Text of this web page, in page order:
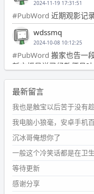
2024-11-19 17:31:51
#PubWord 近期观影记
wdssmq
2024-10-08 10:12:25
#PubWord 搬家也告一
新衣柜虽说已经散俩月
wdssmq
2024-09-23 21:00:49
#PubWord要不我每年
第1页https://www.
B%A8%E9%9B%86/
wdssmq
2024-09-23 20:58:40
#PubWord
条嘟？？？？
最新留言
沉冰哥俺想你了
一般这个冷笑话都是在卫
等待更新
感谢分享